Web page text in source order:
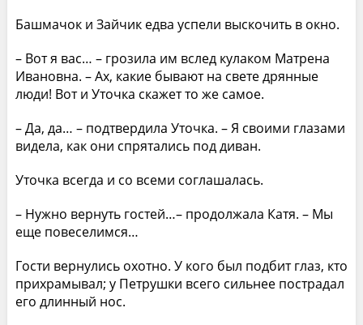
Башмачок и Зайчик едва успели выскочить в окно.
– Вот я вас… – грозила им вслед кулаком Матрена
Ивановна. – Ах, какие бывают на свете дрянные
люди! Вот и Уточка скажет то же самое.
– Да, да… – подтвердила Уточка. – Я своими глазами
видела, как они спрятались под диван.
Уточка всегда и со всеми соглашалась.
– Нужно вернуть гостей…– продолжала Катя. – Мы
еще повеселимся…
Гости вернулись охотно. У кого был подбит глаз, кто
прихрамывал; у Петрушки всего сильнее пострадал
его длинный нос.